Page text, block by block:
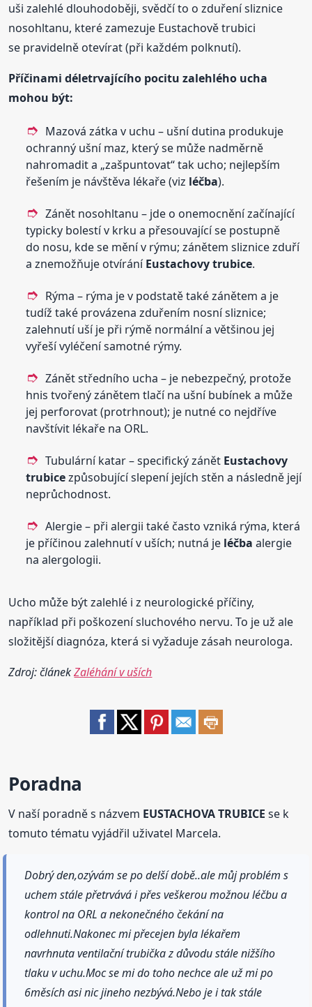
uši zalehlé dlouhodoběji, svědčí to o zduření sliznice
nosohltanu, které zamezuje Eustachově trubici
se pravidelně otevírat (při každém polknutí).
Příčinami déletrvajícího pocitu zalehlého ucha
mohou být:
Mazová zátka v uchu – ušní dutina produkuje
ochranný ušní maz, který se může nadměrně
nahromadit a „zašpuntovat“ tak ucho; nejlepším
řešením je návštěva lékaře (viz léčba).
Zánět nosohltanu – jde o onemocnění začínající
typicky bolestí v krku a přesouvající se postupně
do nosu, kde se mění v rýmu; zánětem sliznice zduří
a znemožňuje otvíráníEustachovy trubice.
Rýma – rýma je v podstatě také zánětem a je
tudíž také provázena zduřením nosní sliznice;
zalehnutí uší je při rýmě normální a většinou jej
vyřeší vyléčení samotné rýmy.
Zánět středního ucha – je nebezpečný, protože
hnis tvořený zánětem tlačí na ušní bubínek a může
jej perforovat (protrhnout); je nutné co nejdříve
navštívit lékaře na ORL.
Tubulární katar – specifický zánět Eustachovy
trubicezpůsobující slepení jejích stěn a následně její
neprůchodnost.
Alergie – při alergii také často vzniká rýma, která
je příčinou zalehnutí v uších; nutná je léčba alergie
na alergologii.
Ucho může být zalehlé i z neurologické příčiny,
například při poškození sluchového nervu. To je už ale
složitější diagnóza, která si vyžaduje zásah neurologa.
Zdroj: článekZaléhání v uších
Poradna
V naší poradně s názvem EUSTACHOVA TRUBICE se k
tomuto tématu vyjádřil uživatel Marcela.
Dobrý den,ozývám se po delší době..ale můj problém s
uchem stále přetrvává i přes veškerou možnou léčbu a
kontrol na ORL a nekonečného čekání na
odlehnuti.Nakonec mi přecejen byla lékařem
navrhnuta ventilační trubička z důvodu stále nižšího
tlaku v uchu.Moc se mi do toho nechce ale už mi po
6měsích asi nic jineho nezbývá.Nebo je i tak stále